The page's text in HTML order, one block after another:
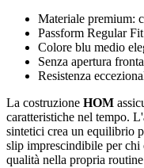
Materiale premium:
Passform Regular
Colore blu medio
Senza apertura
Resistenza
La costruzione HOM
caratteristiche nel tempo.
sintetici crea un equilibrio
slip imprescindibile per
qualità nella propria